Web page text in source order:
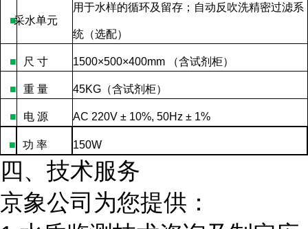
■采水单元
用于水样的循环及留存；自动反吹洗精密过滤系
统（选配）
■ 尺 寸 1500×500×400mm （含试剂柜）
■ 重 量 45KG （含试剂柜）
■ 电 源 AC 220V ± 10%, 50Hz ± 1%
■ 功 率 150W
四、技术服务
京象公司为您提供：